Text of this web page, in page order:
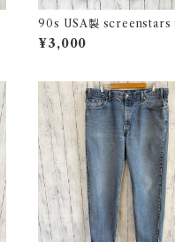
90s USA製 screenstars
戦争 シングルステッチTシャ
ィンテージTシャツ
¥3,000